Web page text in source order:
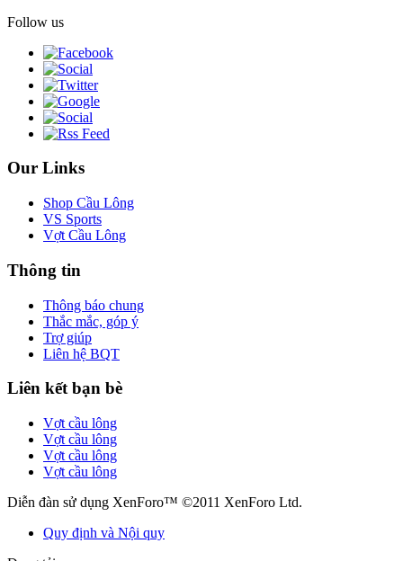
Follow us
Our Links
Shop Cầu Lông
VS Sports
Vợt Cầu Lông
Thông tin
Thông báo chung
Thắc mắc, góp ý
Trợ giúp
Liên hệ BQT
Liên kết bạn bè
Vợt cầu lông
Vợt cầu lông
Vợt cầu lông
Vợt cầu lông
Diễn đàn sử dụng XenForo™ ©2011 XenForo Ltd.
Quy định và Nội quy